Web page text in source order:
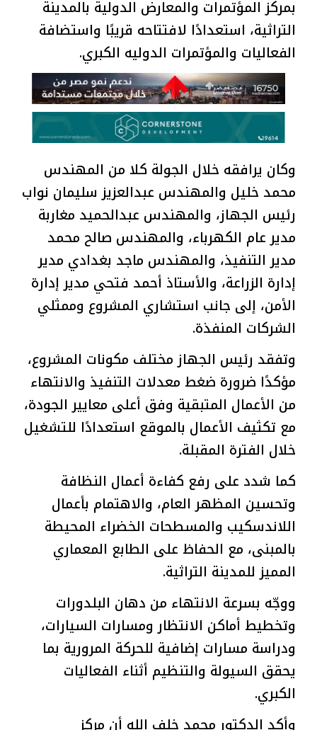
بمركز المؤتمرات والمعارض الدولية بالمدينة
التراثية، استعدادًا لافتتاحه قريبًا واستضافة
الفعاليات والمؤتمرات الدوليه الكبري.
وكان يرافقه خلال الجولة كلا من المهندس
محمد خليل والمهندس عبدالعزيز سليمان نواب
رئيس الجهاز، والمهندس عبدالحميد مغاربة
مدير عام الكهرباء، والمهندس صالح محمد
مدير التنفيذ، والمهندس ماجد بغدادي مدير
إدارة الزراعة، والأستاذ أحمد فتحي مدير إدارة
الأمن، إلى جانب استشاري المشروع وممثلي
الشركات المنفذة.
وتفقد رئيس الجهاز مختلف مكونات المشروع،
مؤكدًا ضرورة ضغط معدلات التنفيذ والانتهاء
من الأعمال المتبقية وفق أعلى معايير الجودة،
مع تكثيف الأعمال بالموقع استعدادًا للتشغيل
خلال الفترة المقبلة.
كما شدد على رفع كفاءة أعمال النظافة
وتحسين المظهر العام، والاهتمام بأعمال
اللاندسكيب والمسطحات الخضراء المحيطة
بالمبنى، مع الحفاظ على الطابع المعماري
المميز للمدينة التراثية.
ووجّه بسرعة الانتهاء من دهان البلدورات
وتخطيط أماكن الانتظار ومسارات السيارات،
ودراسة مسارات إضافية للحركة المرورية بما
يحقق السيولة والتنظيم أثناء الفعاليات
الكبري.